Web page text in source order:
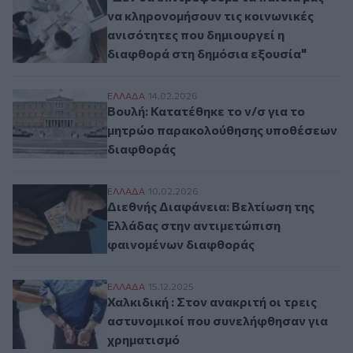
να κληρονομήσουν τις κοινωνικές
ανισότητες που δημιουργεί η
διαφθορά στη δημόσια εξουσία"
Βουλή: Κατατέθηκε το ν/σ για το
ΕΛΛAΔΑ 14.02.2026
Βουλή: Κατατέθηκε το ν/σ για το
μητρώο παρακολούθησης υποθέσεων
διαφθοράς
Διεθνής Διαφάνεια: Βελτίωση της
ΕΛΛAΔΑ 10.02.2026
Διεθνής Διαφάνεια: Βελτίωση της
Ελλάδας στην αντιμετώπιση
φαινομένων διαφθοράς
Χαλκιδική : Στον ανακριτή οι τρεις
ΕΛΛAΔΑ 15.12.2025
Χαλκιδική : Στον ανακριτή οι τρεις
αστυνομικοί που συνελήφθησαν για
χρηματισμό